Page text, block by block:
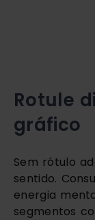
Rotule
gráfico
Sem rótulo
sentido.
energia
segmentos